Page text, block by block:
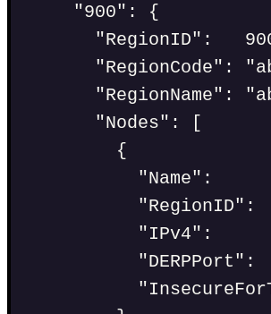
"900" :
{
"RegionID" :
"RegionCode" : "
"RegionName" : "
"Nodes" :
{
"Name" :
"RegionID" :
"IPv4" :
"DERPPort" :
"